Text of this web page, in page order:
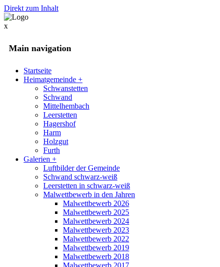
Direkt zum Inhalt
x
Main navigation
Startseite
Heimatgemeinde +
Schwanstetten
Schwand
Mittelhembach
Leerstetten
Hagershof
Harm
Holzgut
Furth
Galerien +
Luftbilder der Gemeinde
Schwand schwarz-weiß
Leerstetten in schwarz-weiß
Malwettbewerb in den Jahren
Malwettbewerb 2026
Malwettbewerb 2025
Malwettbewerb 2024
Malwettbewerb 2023
Malwettbewerb 2022
Malwettbewerb 2019
Malwettbewerb 2018
Malwettbewerb 2017